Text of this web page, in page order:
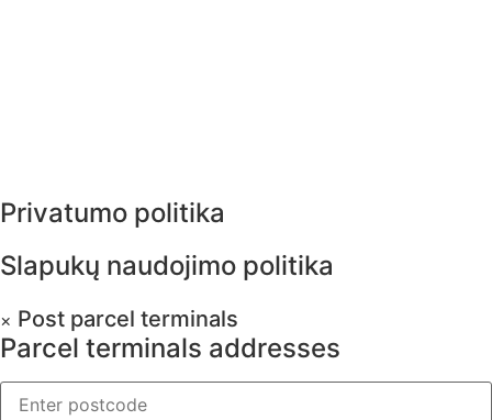
Privatumo politika
Slapukų naudojimo politika
× Post parcel terminals
Parcel terminals addresses